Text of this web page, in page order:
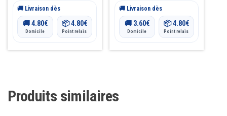
🚚 Livraison dès
🚚4.80€
Domicile
📦4.80€
Point relais
🚚 Livraison dès
🚚 3.60€
Domicile
📦4.80€
Point relais
Produits similaires